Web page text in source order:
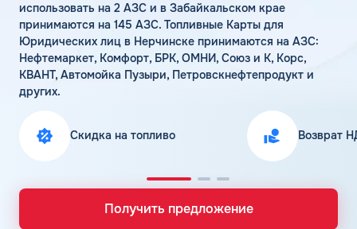
использовать на 2 АЗС и в Забайкальском крае
принимаются на 145 АЗС. Топливные Карты для
Юридических лиц в Нерчинске принимаются на АЗС:
Нефтемаркет, Комфорт, БРК, ОМНИ, Союз и К, Корс,
КВАНТ, Автомойка Пузыри, Петровскнефтепродукт и
других.
Скидка на топливо Возврат
Получить предложение